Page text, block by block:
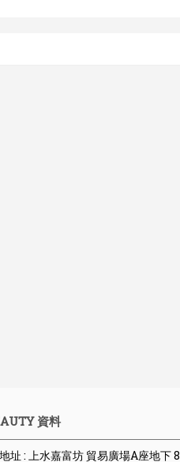
資料
址 : 上水嘉富坊 貿易廣場A座地下 8